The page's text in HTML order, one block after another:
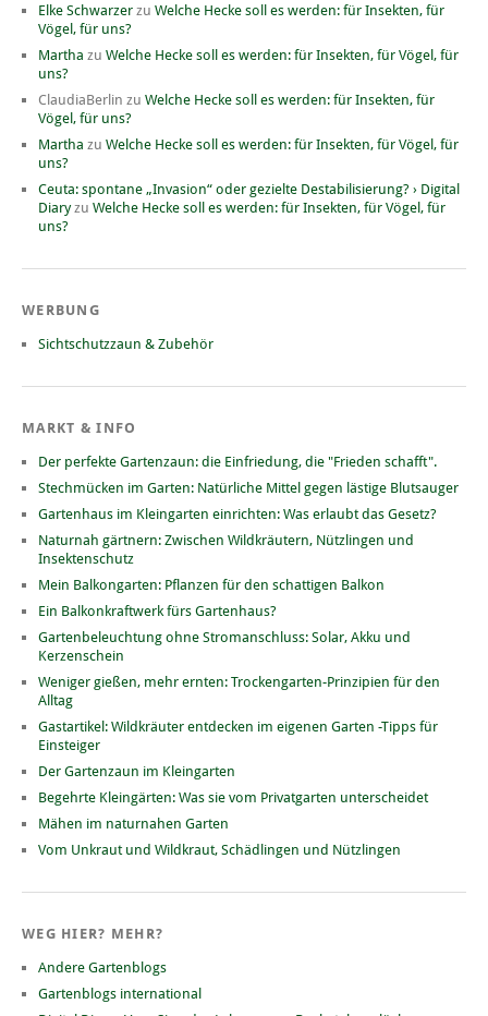
Elke Schwarzer zu Welche Hecke soll es werden: für Insekten, für
Vögel, für uns?
Martha zu Welche Hecke soll es werden: für Insekten, für Vögel, für
uns?
ClaudiaBerlin zu Welche Hecke soll es werden: für Insekten, für
Vögel, für uns?
Martha zu Welche Hecke soll es werden: für Insekten, für Vögel, für
uns?
Ceuta: spontane „Invasion“ oder gezielte Destabilisierung? › Digital
Diaryzu Welche Hecke soll es werden: für Insekten, für Vögel, für
uns?
WERBUNG
Sichtschutzzaun & Zubehör
MARKT & INFO
Der perfekte Gartenzaun: die Einfriedung, die "Frieden schafft".
Stechmücken im Garten: Natürliche Mittel gegen lästige Blutsauger
Gartenhaus im Kleingarten einrichten: Was erlaubt das Gesetz?
Naturnah gärtnern: Zwischen Wildkräutern, Nützlingen und
Insektenschutz
Mein Balkongarten: Pflanzen für den schattigen Balkon
Ein Balkonkraftwerk fürs Gartenhaus?
Gartenbeleuchtung ohne Stromanschluss: Solar, Akku und
Kerzenschein
Weniger gießen, mehr ernten: Trockengarten-Prinzipien für den
Alltag
Gastartikel: Wildkräuter entdecken im eigenen Garten -Tipps für
Einsteiger
Der Gartenzaun im Kleingarten
Begehrte Kleingärten: Was sie vom Privatgarten unterscheidet
Mähen im naturnahen Garten
Vom Unkraut und Wildkraut, Schädlingen und Nützlingen
WEG HIER? MEHR?
Andere Gartenblogs
Gartenblogs international